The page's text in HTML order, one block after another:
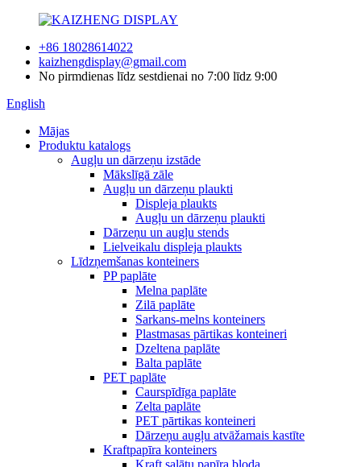
+86 18028614022
kaizhengdisplay@gmail.com
No pirmdienas līdz sestdienai no 7:00 līdz 9:00
English
Mājas
Produktu katalogs
Augļu un dārzeņu izstāde
Mākslīgā zāle
Augļu un dārzeņu plaukti
Displeja plaukts
Augļu un dārzeņu plaukti
Dārzeņu un augļu stends
Lielveikalu displeja plaukts
Līdzņemšanas konteiners
PP paplāte
Melna paplāte
Zilā paplāte
Sarkans-melns konteiners
Plastmasas pārtikas konteineri
Dzeltena paplāte
Balta paplāte
PET paplāte
Caurspīdīga paplāte
Zelta paplāte
PET pārtikas konteineri
Dārzeņu augļu atvāžamais kastīte
Kraftpapīra konteiners
Kraft salātu papīra bļoda